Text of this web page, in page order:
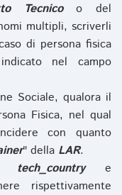
Tecnicoo del
multipli, scriverli
di persona fisica
nel campo
Sociale, qualora il
Fisica, nel qual
con quanto
" della LAR.
tech_countrye
rispettivamente